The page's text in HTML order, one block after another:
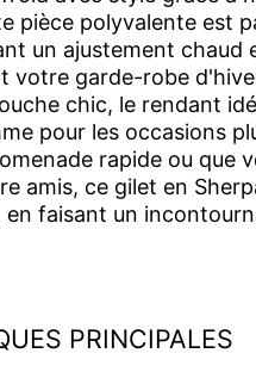
pièce polyvalente est
un ajustement chaud
votre garde-robe
chic, le rendant
pour les occasions
rapide ou que
amis, ce gilet en
en faisant un
PRINCIPALES